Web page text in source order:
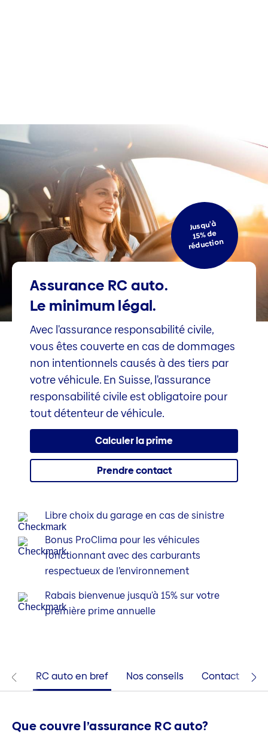
Jusqu'à
15% de
réduction
Assurance RC auto.
Le minimum légal.
Avec l'assurance responsabilité civile,
vous êtes couverte en cas de dommages
non intentionnels causés à des tiers par
votre véhicule. En Suisse, l'assurance
responsabilité civile est obligatoire pour
tout détenteur de véhicule.
Calculer la prime
Prendre contact
Libre choix du garage en cas de sinistre
Bonus ProClima pour les véhicules
fonctionnant avec des carburants
respectueux de l’environnement
Rabais bienvenue jusqu'à 15% sur votre
première prime annuelle
RC auto en bref Nos conseils Contact
Que couvre l’assurance RC auto?